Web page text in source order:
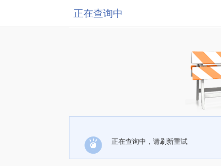
正在查询中
正在查询中，请刷新重试